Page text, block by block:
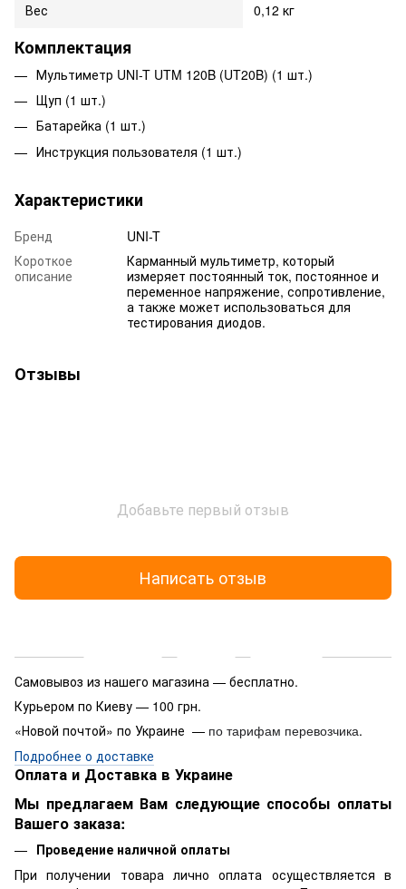
Вес
0,12 кг
Комплектация
Мультиметр UNI-T UTM 120B (UT20B) (1 шт.)
Щуп (1 шт.)
Батарейка (1 шт.)
Инструкция пользователя (1 шт.)
Характеристики
Бренд
UNI-T
Короткое
описание
Карманный мультиметр, который
измеряет постоянный ток, постоянное и
переменное напряжение, сопротивление,
а также может использоваться для
тестирования диодов.
Отзывы
Добавьте первый отзыв
Написать отзыв
Самовывоз из нашего магазина — бесплатно.
Курьером по Киеву — 100 грн.
«Новой почтой» по Украине — по тарифам перевозчика.
Подробнее о доставке
Оплата и Доставка в Украине
Мы предлагаем Вам следующие способы оплаты
Вашего заказа:
Проведение наличной оплаты
При получении товара лично оплата осуществляется в